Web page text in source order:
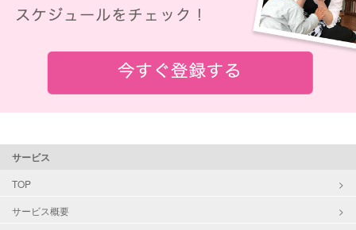
サービス
TOP
サービス概要